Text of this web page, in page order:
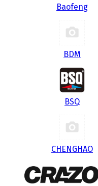
Baofeng
BDM
BSQ
CHENGHAO